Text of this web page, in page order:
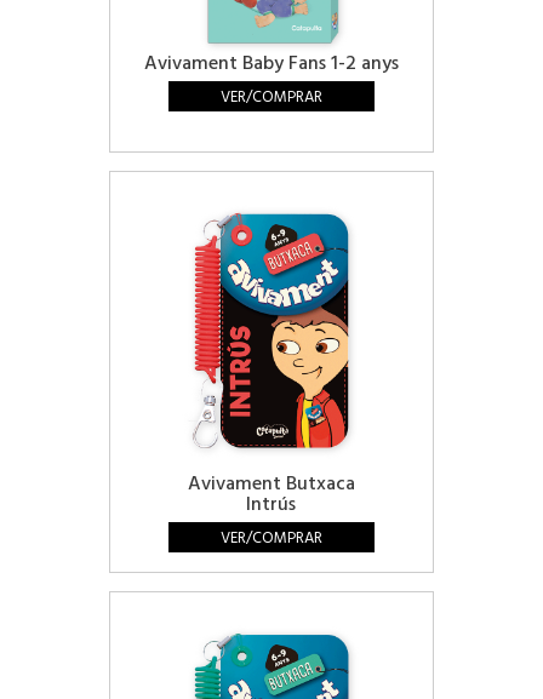
Avivament Baby Fans 1-2 anys
VER/COMPRAR
Avivament Butxaca
Intrús
VER/COMPRAR